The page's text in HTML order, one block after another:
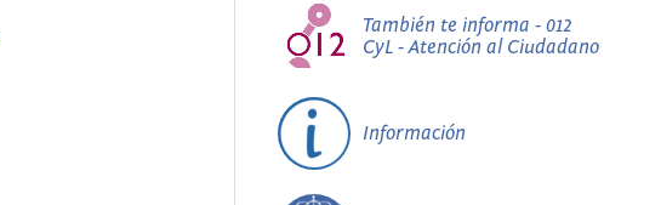
También te informa - 012
CyL - Atención al Ciudadano
Información